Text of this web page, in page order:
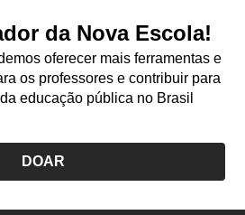
da Nova Escola!
oferecer mais ferramentas e
os professores e contribuir para
educação pública no Brasil
DOAR